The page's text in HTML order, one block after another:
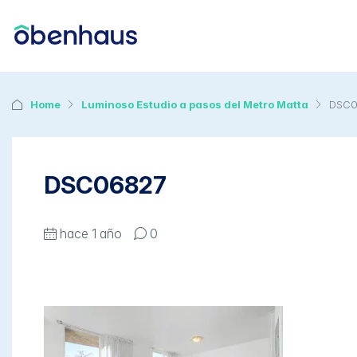
Home Luminoso Estudio a pasos del Metro Matta
DSC06827
hace 1 año 0